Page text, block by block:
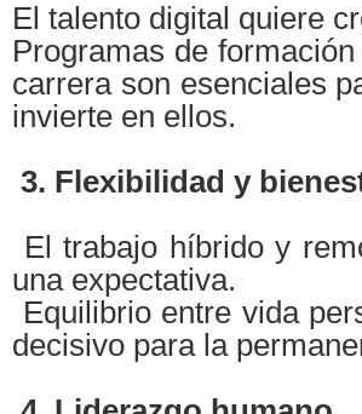
El talento digital quiere
Programas de
carrera son esenciales
invierte en ellos.
3. Flexibilidad y
El trabajo híbrido y
una expectativa.
Equilibrio entre vida
decisivo para la